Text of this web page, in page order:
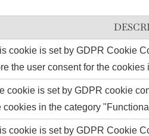
cookie is set by GDPR Cookie
the user consent for the
cookie is set by GDPR cookie
cookies in the category
cookie is set by GDPR Cookie